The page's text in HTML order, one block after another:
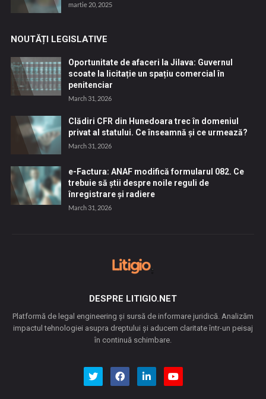
martie 20, 2025
NOUTĂȚI LEGISLATIVE
Oportunitate de afaceri la Jilava: Guvernul
scoate la licitație un spațiu comercial în
penitenciar
March 31, 2026
Clădiri CFR din Hunedoara trec în domeniul
privat al statului. Ce înseamnă și ce urmează?
March 31, 2026
e-Factura: ANAF modifică formularul 082. Ce
trebuie să știi despre noile reguli de
înregistrare și radiere
March 31, 2026
DESPRE LITIGIO.NET
Platformă de legal engineering și sursă de informare juridică. Analizăm
impactul tehnologiei asupra dreptului și aducem claritate într-un peisaj
în continuă schimbare.